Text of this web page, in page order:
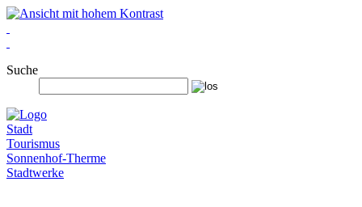
Suche
Stadt
Tourismus
Sonnenhof-Therme
Stadtwerke